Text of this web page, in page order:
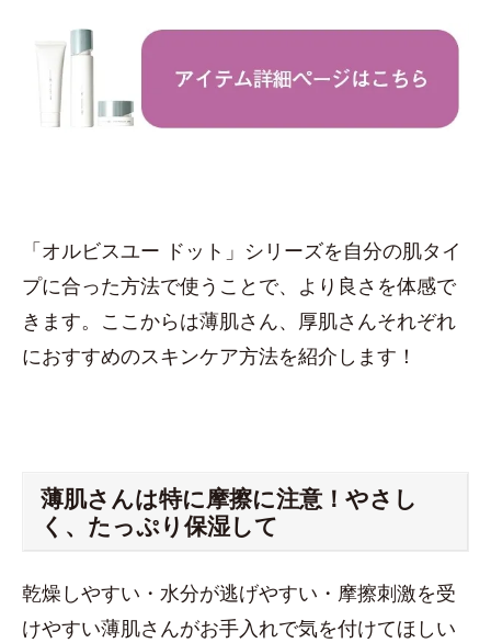
「オルビスユー ドット」シリーズを自分の肌タイ
プに合った方法で使うことで、より良さを体感で
きます。ここからは薄肌さん、厚肌さんそれぞれ
におすすめのスキンケア方法を紹介します！
薄肌さんは特に摩擦に注意！やさし
く、たっぷり保湿して
乾燥しやすい・水分が逃げやすい・摩擦刺激を受
けやすい薄肌さんがお手入れで気を付けてほしい